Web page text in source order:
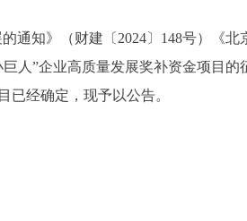
通知》（财建〔2024〕148号）《
人”企业高质量发展奖补资金项目
已经确定，现予以公告。